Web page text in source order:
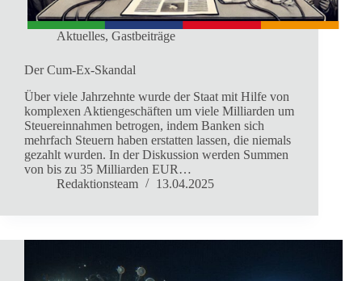
Aktuelles, Gastbeiträge
Der Cum-Ex-Skandal
Über viele Jahrzehnte wurde der Staat mit Hilfe von
komplexen Aktiengeschäften um viele Milliarden um
Steuereinnahmen betrogen, indem Banken sich
mehrfach Steuern haben erstatten lassen, die niemals
gezahlt wurden. In der Diskussion werden Summen
von bis zu 35 Milliarden EUR…
Redaktionsteam
13.04.2025